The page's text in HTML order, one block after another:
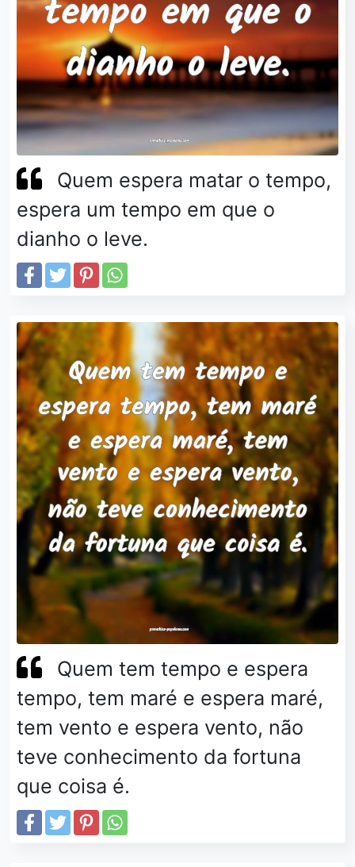
Quem espera matar o tempo,
espera um tempo em que o
dianho o leve.
Quem tem tempo e espera
tempo, tem maré e espera maré,
tem vento e espera vento, não
teve conhecimento da fortuna
que coisa é.